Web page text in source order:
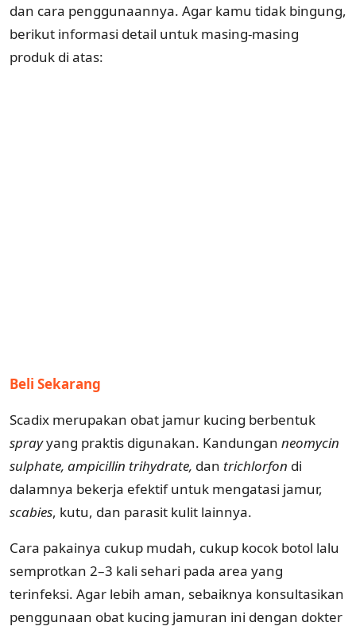
dan cara penggunaannya. Agar kamu tidak bingung,
berikut informasi detail untuk masing-masing
produk di atas:
Beli Sekarang
Scadix merupakan obat jamur kucing berbentuk
sprayyang praktis digunakan. Kandungan neomycin
sulphate, ampicillin trihydrate, dan trichlorfon di
dalamnya bekerja efektif untuk mengatasi jamur,
scabies, kutu, dan parasit kulit lainnya.
Cara pakainya cukup mudah, cukup kocok botol lalu
semprotkan 2–3 kali sehari pada area yang
terinfeksi. Agar lebih aman, sebaiknya konsultasikan
penggunaan obat kucing jamuran ini dengan dokter